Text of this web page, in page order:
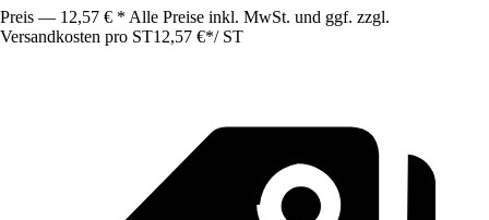
Preis — 12,57 € * Alle Preise inkl. MwSt. und ggf. zzgl.
Versandkosten pro ST12,57 €*/ ST